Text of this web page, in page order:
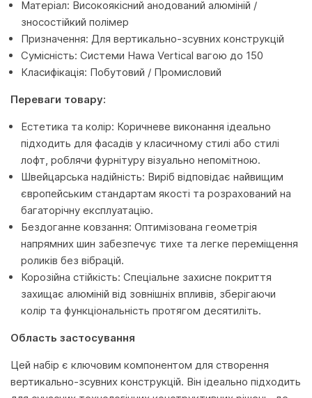
Матеріал: Високоякісний анодований алюміній /
зносостійкий полімер
Призначення: Для вертикально-зсувних конструкцій
Сумісність: Системи Hawa Vertical вагою до 150
Класифікація: Побутовий / Промисловий
Переваги товару:
Естетика та колір: Коричневе виконання ідеально
підходить для фасадів у класичному стилі або стилі
лофт, роблячи фурнітуру візуально непомітною.
Швейцарська надійність: Виріб відповідає найвищим
європейським стандартам якості та розрахований на
багаторічну експлуатацію.
Бездоганне ковзання: Оптимізована геометрія
напрямних шин забезпечує тихе та легке переміщення
роликів без вібрацій.
Корозійна стійкість: Спеціальне захисне покриття
захищає алюміній від зовнішніх впливів, зберігаючи
колір та функціональність протягом десятиліть.
Область застосування
Цей набір є ключовим компонентом для створення
вертикально-зсувних конструкцій. Він ідеально підходить